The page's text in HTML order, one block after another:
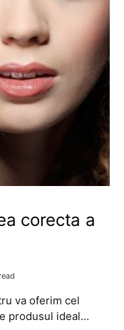
corecta a
va oferim cel
produsul ideal…